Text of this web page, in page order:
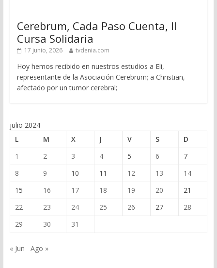
Cerebrum, Cada Paso Cuenta, II
Cursa Solidaria
17 junio, 2026 tvdenia.com
Hoy hemos recibido en nuestros estudios a Eli,
representante de la Asociación Cerebrum; a Christian,
afectado por un tumor cerebral;
julio 2024
L
M X J V S
D
1
2 3 4 5 6
7
8
9 10 11 12 13
14
15
16 17 18 19 20
21
22
23 24 25 26 27
28
29
30 31
« Jun Ago »